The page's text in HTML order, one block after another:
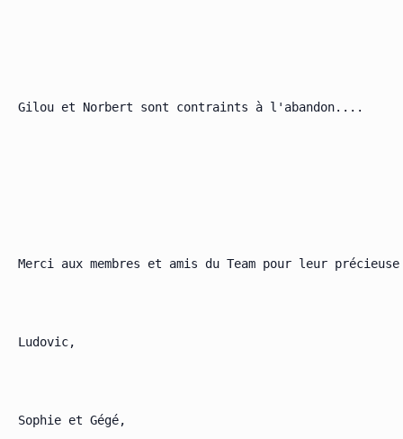
Gilou et Norbert sont contraints à l'abandon....
Merci aux membres et amis du Team pour leur
Ludovic,
Sophie et Gégé,